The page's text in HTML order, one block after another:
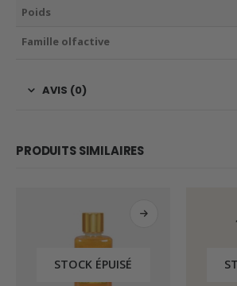
Poids
Famille olfactive
AVIS (0)
PRODUITS SIMILAIRES
STOCK ÉPUISÉ